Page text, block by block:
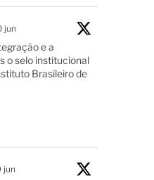
jun
e a
o selo institucional
Brasileiro de
jun